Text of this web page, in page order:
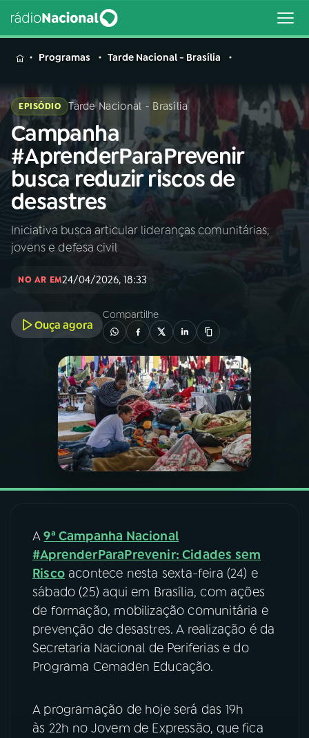
MENU
Buscar
na
Rádio
Nacional
Buscar
AO VIVO
01INÍCIO
PROGRAMAÇÃO
PROGRAMAS
PODCASTS
08FESTIVAL DE MÚSICA
ACOMPANHE A RÁDIO NACIONAL
YouTube Facebook
TikTok
Programas Tarde Nacional - Brasília
EPISÓDIO Tarde Nacional - Brasília
Campanha
#AprenderParaPrevenir
busca reduzir riscos de
desastres
Iniciativa busca articular lideranças comunitárias,
jovens e defesa civil
NO AR EM24/04/2026, 18:33
Ouça agora
Compartilhe
A9ª Campanha Nacional
#AprenderParaPrevenir: Cidades sem
Riscoacontece nesta sexta-feira (24) e
sábado (25) aqui em Brasília, com ações
de formação, mobilização comunitária e
prevenção de desastres. A realização é da
Secretaria Nacional de Periferias e do
Programa Cemaden Educação.
A programação de hoje será das 19h
às 22h no Jovem de Expressão, que fica